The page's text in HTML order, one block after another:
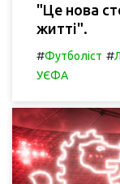
"Це нова
житті".
#Футболіст #
УЄФА